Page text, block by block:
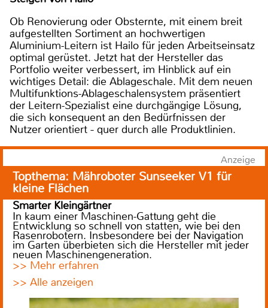
Ob Renovierung oder Obsternte, mit einem breit
aufgestellten Sortiment an hochwertigen
Aluminium-Leitern ist Hailo für jeden Arbeitseinsatz
optimal gerüstet. Jetzt hat der Hersteller das
Portfolio weiter verbessert, im Hinblick auf ein
wichtiges Detail: die Ablageschale. Mit dem neuen
Multifunktions-Ablageschalensystem präsentiert
der Leitern-Spezialist eine durchgängige Lösung,
die sich konsequent an den Bedürfnissen der
Nutzer orientiert − quer durch alle Produktlinien.
Anzeige
Topthema: Mähroboter Sunseeker V1 für
kleine Flächen
Smarter Kleingärtner
In kaum einer Maschinen-Gattung geht die
Entwicklung so schnell von statten, wie bei den
Rasenrobotern. Insbesondere bei der Navigation
im Garten überbieten sich die Hersteller mit jeder
neuen Maschinengeneration.
>> Mehr erfahren
>> Alle anzeigen